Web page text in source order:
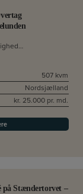
507 kvm
Nordsjælland
kr. 25.000 pr. md.
på Stændertorvet –